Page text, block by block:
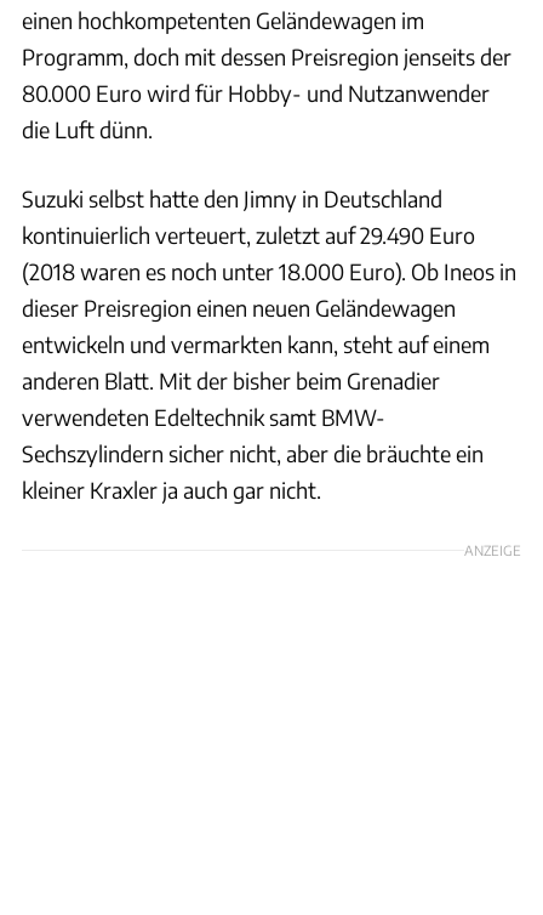
einen hochkompetenten Geländewagen im
Programm, doch mit dessen Preisregion jenseits der
80.000 Euro wird für Hobby- und Nutzanwender
die Luft dünn.
Suzuki selbst hatte den Jimny in Deutschland
kontinuierlich verteuert, zuletzt auf 29.490 Euro
(2018 waren es noch unter 18.000 Euro). Ob Ineos in
dieser Preisregion einen neuen Geländewagen
entwickeln und vermarkten kann, steht auf einem
anderen Blatt. Mit der bisher beim Grenadier
verwendeten Edeltechnik samt BMW-
Sechszylindern sicher nicht, aber die bräuchte ein
kleiner Kraxler ja auch gar nicht.
ANZEIGE